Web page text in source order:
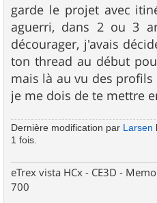
garde le projet avec
aguerri, dans 2 ou 3
décourager, j'avais
ton thread au début
mais là au vu des
je me dois de te mettre
Dernière modification par Larsen
1 fois.
eTrex vista HCx - CE3D -
700